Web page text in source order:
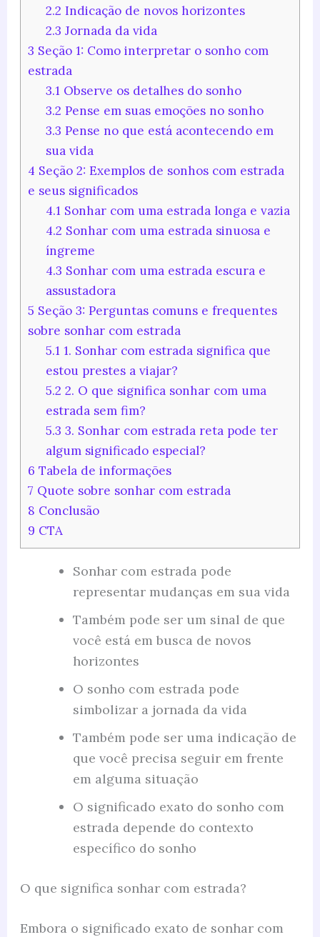
2.2 Indicação de novos horizontes
2.3 Jornada da vida
3 Seção 1: Como interpretar o sonho com
estrada
3.1 Observe os detalhes do sonho
3.2 Pense em suas emoções no sonho
3.3 Pense no que está acontecendo em
sua vida
4 Seção 2: Exemplos de sonhos com estrada
e seus significados
4.1 Sonhar com uma estrada longa e vazia
4.2 Sonhar com uma estrada sinuosa e
íngreme
4.3 Sonhar com uma estrada escura e
assustadora
5 Seção 3: Perguntas comuns e frequentes
sobre sonhar com estrada
5.1 1. Sonhar com estrada significa que
estou prestes a viajar?
5.2 2. O que significa sonhar com uma
estrada sem fim?
5.3 3. Sonhar com estrada reta pode ter
algum significado especial?
6 Tabela de informações
7 Quote sobre sonhar com estrada
8 Conclusão
9 CTA
Sonhar com estrada pode
representar mudanças em sua vida
Também pode ser um sinal de que
você está em busca de novos
horizontes
O sonho com estrada pode
simbolizar a jornada da vida
Também pode ser uma indicação de
que você precisa seguir em frente
em alguma situação
O significado exato do sonho com
estrada depende do contexto
específico do sonho
O que significa sonhar com estrada?
Embora o significado exato de sonhar com